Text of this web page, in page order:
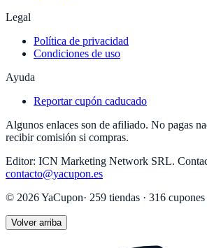
Legal
Política de privacidad
Condiciones de uso
Ayuda
Reportar cupón caducado
Algunos enlaces son de afiliado. No pagas
recibir comisión si compras.
Editor: ICN Marketing Network SRL.
contacto@yacupon.es
© 2026YaCupon· 259 tiendas · 316 cupones
Volver arriba